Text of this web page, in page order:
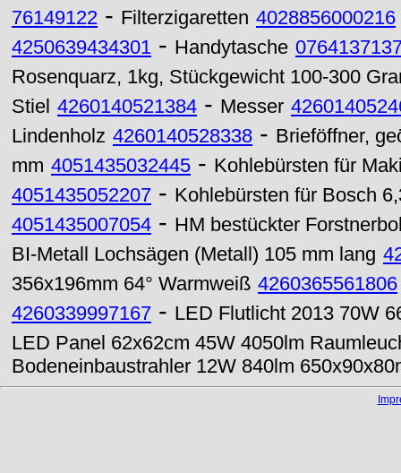
76149122 - Filterzigaretten 4028856000216
4250639434301 - Handytasche
Rosenquarz, 1kg, Stückgewicht 100-300
Stiel 4260140521384 - Messer
Lindenholz 4260140528338 - Brieföffner,
mm 4051435032445 - Kohlebürsten für
4051435052207 - Kohlebürsten für Bosch
4051435007054 - HM bestückter
BI-Metall Lochsägen (Metall) 105 mm lang
356x196mm 64° Warmweiß 4260365561806
4260339997167 - LED Flutlicht 2013 70W
LED Panel 62x62cm 45W 4050lm
Bodeneinbaustrahler 12W 840lm